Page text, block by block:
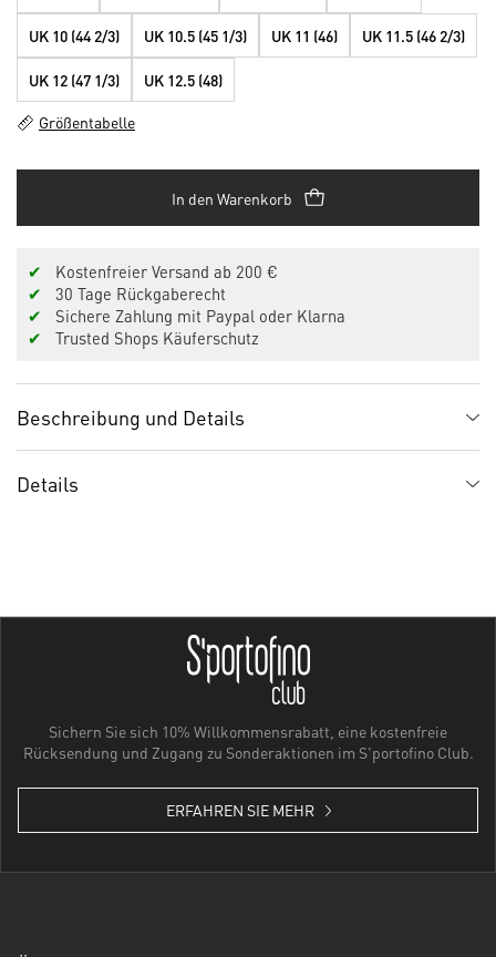
UK 10 (44 2/3) UK 10.5 (45 1/3) UK 11 (46) UK 11.5 (46 2/3)
UK 12 (47 1/3) UK 12.5 (48)
Größentabelle
In den Warenkorb
✔
Kostenfreier Versand ab 200 €
✔
30 Tage Rückgaberecht
✔
Sichere Zahlung mit Paypal oder Klarna
✔
Trusted Shops Käuferschutz
Beschreibung und Details
Details
Sichern Sie sich 10% Willkommensrabatt, eine kostenfreie
Rücksendung und Zugang zu Sonderaktionen im S'portofino Club.
ERFAHREN SIE MEHR